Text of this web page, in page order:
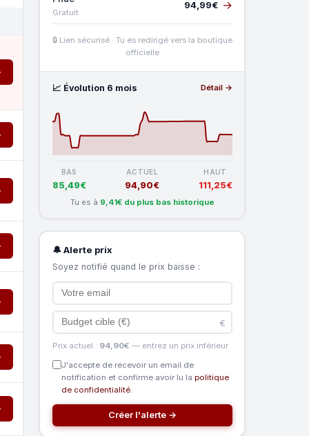
Gratuit
94,99€ →
🔒 Lien sécurisé · Tu es redirigé vers la boutique
officielle
📈 Évolution 6 mois Détail →
BAS
85,49€
ACTUEL
94,90€
HAUT
111,25€
Tu es à 9,41€ du plus bas historique
🔔 Alerte prix
Soyez notifié quand le prix baisse :
€
Prix actuel : 94,90€ — entrez un prix inférieur
J'accepte de recevoir un email de
notification et confirme avoir lu la politique
de confidentialité.
Créer l'alerte →